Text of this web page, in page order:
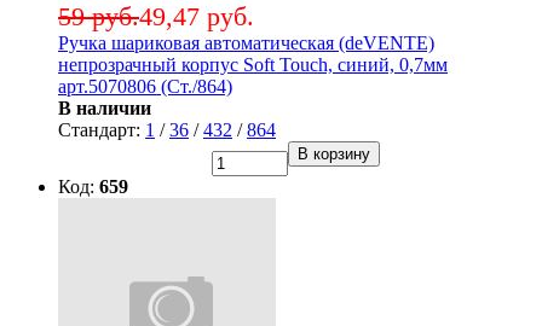
49,47 руб.
59 руб.
Ручка шариковая автоматическая (deVENTE)
непрозрачный корпус Soft Touch, синий, 0,7мм
арт.5070806 (Ст./864)
В наличии
Стандарт: 1 /36 /432 /864
В корзину
Код: 659